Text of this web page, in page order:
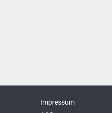
Impressum